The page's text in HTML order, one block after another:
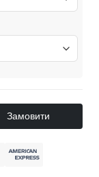
Замовити